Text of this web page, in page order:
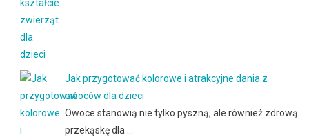
Jak przygotować kolorowe i atrakcyjne dania z
owoców dla dzieci
Owoce stanowią nie tylko pyszną, ale również zdrową
przekąskę dla …